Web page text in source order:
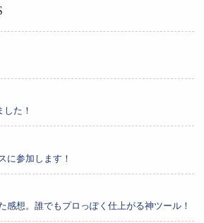
た！
に参加します！
感想。誰でもプロっぽく仕上がる神ツール！